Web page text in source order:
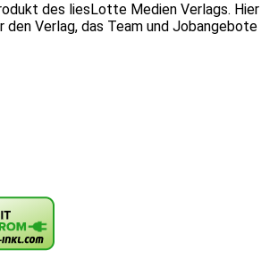
des liesLotte Medien Verlags. Hier
den Verlag, das Team und Jobangebote